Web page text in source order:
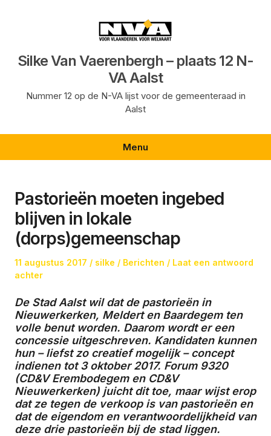
inhoudSilke Van Vaerenbergh – plaats 12 N-
VA Aalst
Nummer 12 op de N-VA lijst voor de gemeenteraad in
Aalst
Menu
Pastorieën moeten ingebed
blijven in lokale
(dorps)gemeenschap
Geplaatst
op
11 augustus 2017 Auteur
silke
Geplaatst
Berichten
Laat een antwoord
achter
De Stad Aalst wil dat de pastorieën in
Nieuwerkerken, Meldert en Baardegem ten
volle benut worden. Daarom wordt er een
concessie uitgeschreven. Kandidaten kunnen
hun – liefst zo creatief mogelijk – concept
indienen tot 3 oktober 2017. Forum 9320
(CD&V Erembodegem en CD&V
Nieuwerkerken) juicht dit toe, maar wijst erop
dat ze tegen de verkoop is van pastorieën en
dat de eigendom en verantwoordelijkheid van
deze drie pastorieën bij de stad liggen.